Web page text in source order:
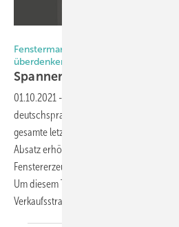
Fenstermarkt in D-A-CH: jetzt die
überdenken
Spannende
01.10.2021 -
deutschsprachigen Raum kerngesund –
gesamte letzte Dekade, ergibt sich ein
Absatz erhöhte sich in der DACH-Region
Fenstererzeuger haben darüber hinaus
Um diesem Trend entgegen zu wirken,
Verkaufsstrategie überdenken